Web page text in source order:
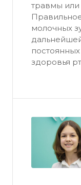
травмы или
молочных
здоровья